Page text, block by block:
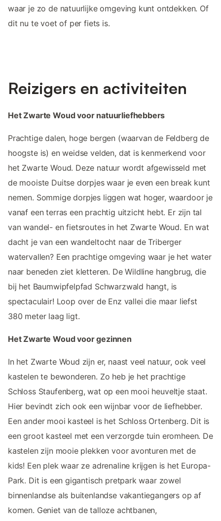
waar je zo de natuurlijke omgeving kunt ontdekken. Of
dit nu te voet of per fiets is.
Reizigers en activiteiten
Het Zwarte Woud voor natuurliefhebbers
Prachtige dalen, hoge bergen (waarvan de Feldberg de
hoogste is) en weidse velden, dat is kenmerkend voor
het Zwarte Woud. Deze natuur wordt afgewisseld met
de mooiste Duitse dorpjes waar je even een break kunt
nemen. Sommige dorpjes liggen wat hoger, waardoor je
vanaf een terras een prachtig uitzicht hebt. Er zijn tal
van wandel- en fietsroutes in het Zwarte Woud. En wat
dacht je van een wandeltocht naar de Triberger
watervallen? Een prachtige omgeving waar je het water
naar beneden ziet kletteren. De Wildline hangbrug, die
bij het Baumwipfelpfad Schwarzwald hangt, is
spectaculair! Loop over de Enz vallei die maar liefst
380 meter laag ligt.
Het Zwarte Woud voor gezinnen
In het Zwarte Woud zijn er, naast veel natuur, ook veel
kastelen te bewonderen. Zo heb je het prachtige
Schloss Staufenberg, wat op een mooi heuveltje staat.
Hier bevindt zich ook een wijnbar voor de liefhebber.
Een ander mooi kasteel is het Schloss Ortenberg. Dit is
een groot kasteel met een verzorgde tuin eromheen. De
kastelen zijn mooie plekken voor avonturen met de
kids! Een plek waar ze adrenaline krijgen is het Europa-
Park. Dit is een gigantisch pretpark waar zowel
binnenlandse als buitenlandse vakantiegangers op af
komen. Geniet van de talloze achtbanen,